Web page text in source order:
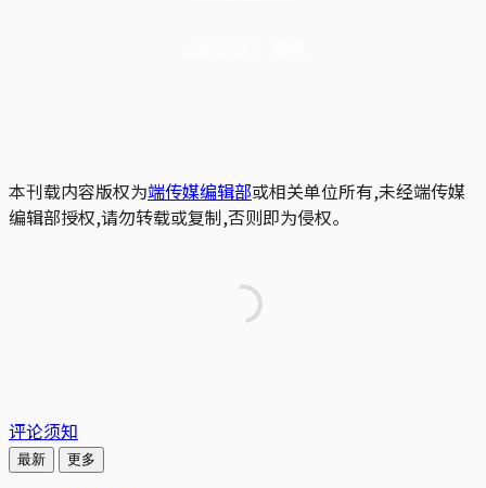
本刊载内容版权为端传媒编辑部或相关单位所有,未经端传媒
编辑部授权,请勿转载或复制,否则即为侵权。
评论须知
最新 更多